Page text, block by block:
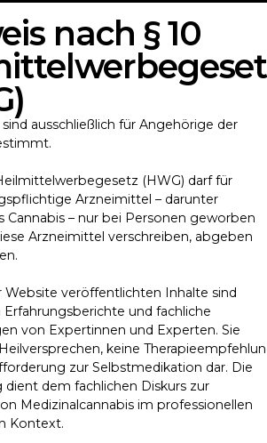
nach § 10
ausschließlich für Angehörige der
(HWG) darf für
Arzneimittel – darunter
Cannabis – nur bei Personen geworben
Arzneimittel verschreiben, abgeben
Website veröffentlichten Inhalte sind
Erfahrungsberichte und fachliche
von Expertinnen und Experten. Sie
keine
zur Selbstmedikation dar. Die
dient dem fachlichen Diskurs zur
Medizinalcannabis im professionellen
Kontext.
HUSE - TRAILER 2026
in
Facharzt für
Schmerztherapie und
betreibt eine